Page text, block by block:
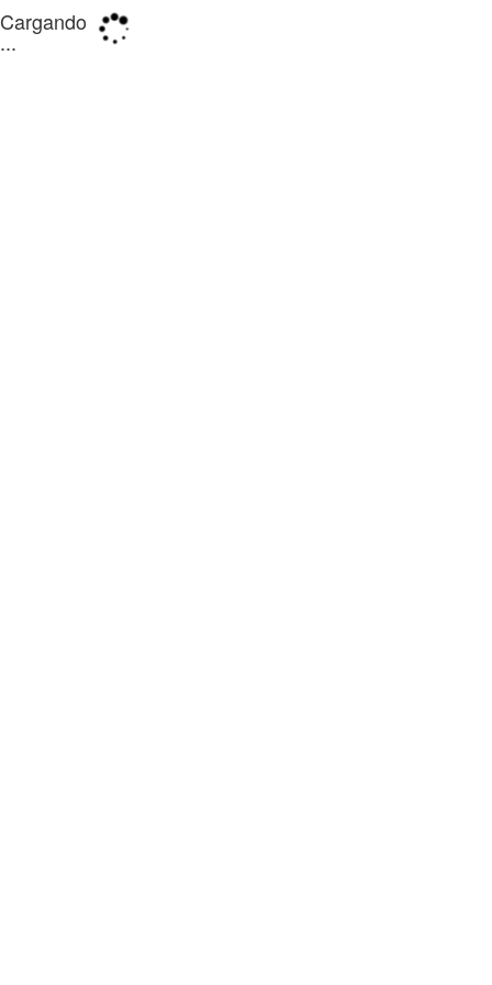
Cargando
...